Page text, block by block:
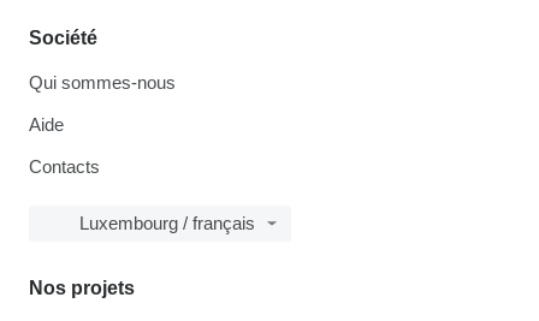
Société
Qui sommes-nous
Aide
Contacts
Luxembourg / français
Nos projets